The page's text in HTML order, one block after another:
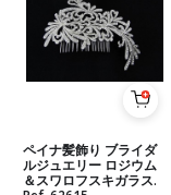
ペイナ髪飾り ブライダ
ルジュエリー ロジウム
＆スワロフスキガラス.